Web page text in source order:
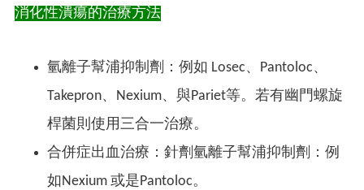
消化性潰瘍的治療方法
氫離子幫浦抑制劑：例如 Losec、Pantoloc、
Takepron、Nexium、與Pariet等。若有幽門螺旋
桿菌則使用三合一治療。
合併症出血治療：針劑氫離子幫浦抑制劑：例
如Nexium 或是Pantoloc。​